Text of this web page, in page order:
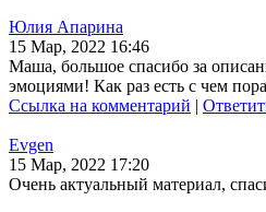
Юлия Апарина
15 Мар, 2022 16:46
Маша, большое спасибо за
эмоциями! Как раз есть с чем
Ссылка на комментарий |
Evgen
15 Мар, 2022 17:20
Очень актуальный материал,